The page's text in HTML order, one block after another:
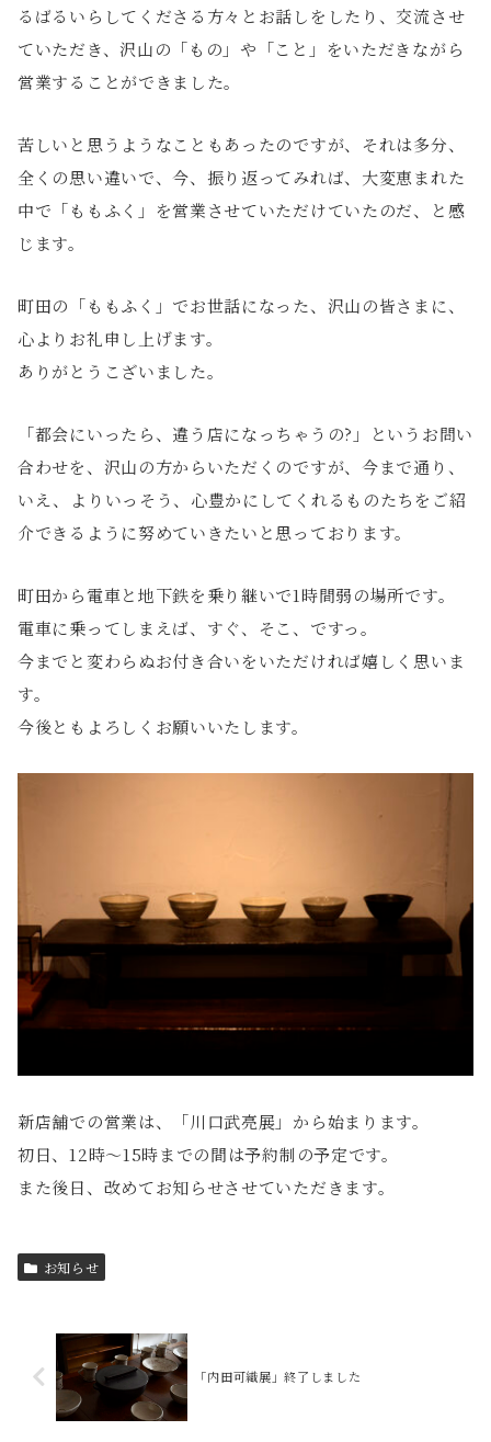
るばるいらしてくださる方々とお話しをしたり、交流させ
ていただき、沢山の「もの」や「こと」をいただきながら
営業することができました。
苦しいと思うようなこともあったのですが、それは多分、
全くの思い違いで、今、振り返ってみれば、大変恵まれた
中で「ももふく」を営業させていただけていたのだ、と感
じます。
町田の「ももふく」でお世話になった、沢山の皆さまに、
心よりお礼申し上げます。
ありがとうこざいました。
「都会にいったら、違う店になっちゃうの?」というお問い
合わせを、沢山の方からいただくのですが、今まで通り、
いえ、よりいっそう、心豊かにしてくれるものたちをご紹
介できるように努めていきたいと思っております。
町田から電車と地下鉄を乗り継いで1時間弱の場所です。
電車に乗ってしまえば、すぐ、そこ、ですっ。
今までと変わらぬお付き合いをいただければ嬉しく思いま
す。
今後ともよろしくお願いいたします。
新店舗での営業は、「川口武亮展」から始まります。
初日、12時〜15時までの間は予約制の予定です。
また後日、改めてお知らせさせていただきます。
お知らせ
「内田可織展」終了しました